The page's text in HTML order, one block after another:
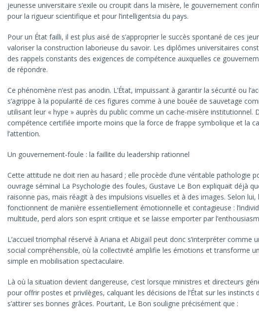
jeunesse universitaire s’exile ou croupit dans la misère, le gouvernement
pour la rigueur scientifique et pour l’intelligentsia du pays.
Pour un État failli, il est plus aisé de s’approprier le succès spontané de ces
valoriser la construction laborieuse du savoir. Les diplômes universitaires
des rappels constants des exigences de compétence auxquelles ce
de répondre.
Ce phénomène n’est pas anodin. L’État, impuissant à garantir la sécurité ou
s’agrippe à la popularité de ces figures comme à une bouée de sauvetage
utilisant leur « hype » auprès du public comme un cache-misère institutionnel.
compétence certifiée importe moins que la force de frappe symbolique et la
l’attention.
Un gouvernement-foule : la faillite du leadership rationnel
Cette attitude ne doit rien au hasard ; elle procède d’une véritable pathologie
ouvrage séminal La Psychologie des foules, Gustave Le Bon expliquait déjà
raisonne pas, mais réagit à des impulsions visuelles et à des images. Selon lui,
fonctionnent de manière essentiellement émotionnelle et contagieuse :
multitude, perd alors son esprit critique et se laisse emporter par
L’accueil triomphal réservé à Ariana et Abigaïl peut donc s’interpréter comme
social compréhensible, où la collectivité amplifie les émotions et transforme
simple en mobilisation spectaculaire.
Là où la situation devient dangereuse, c’est lorsque ministres et directeurs
pour offrir postes et privilèges, calquant les décisions de l’État sur les instincts
s’attirer ses bonnes grâces. Pourtant, Le Bon souligne précisément que :